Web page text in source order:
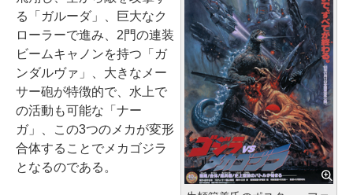
る「ガルーダ」、巨大なク
ローラーで進み、2門の連装
ビームキャノンを持つ「ガ
ンダルヴァ」、大きなメー
サー砲が特徴的で、水上で
の活動も可能な「ナー
ガ」、この3つのメカが変形
合体することでメカゴジラ
となるのである。